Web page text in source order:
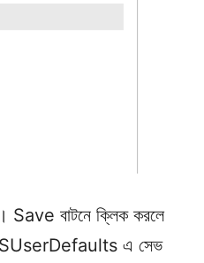
Save বাটনে ক্লিক করলে
NSUserDefaults এ সেভ